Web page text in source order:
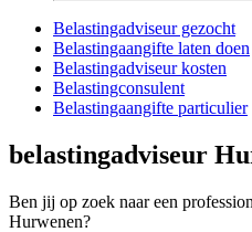
Belastingadviseur gezocht
Belastingaangifte laten doen
Belastingadviseur kosten
Belastingconsulent
Belastingaangifte particulier
belastingadviseur
Ben jij op zoek naar een
Hurwenen?